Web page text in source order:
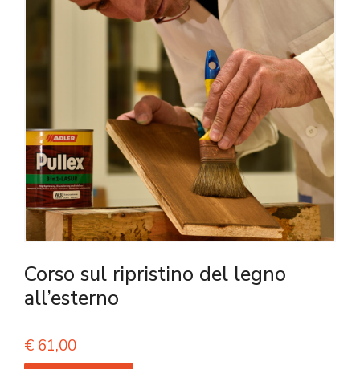
Corso sul ripristino del legno
all’esterno
€ 61,00